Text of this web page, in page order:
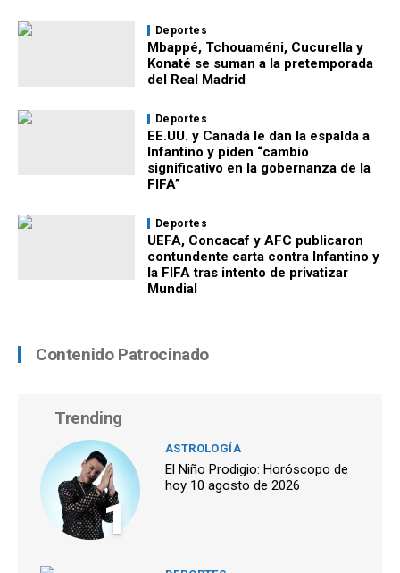
Deportes
Mbappé, Tchouaméni, Cucurella y
Konaté se suman a la pretemporada
del Real Madrid
Deportes
EE.UU. y Canadá le dan la espalda a
Infantino y piden “cambio
significativo en la gobernanza de la
FIFA”
Deportes
UEFA, Concacaf y AFC publicaron
contundente carta contra Infantino y
la FIFA tras intento de privatizar
Mundial
Contenido Patrocinado
Trending
1
ASTROLOGÍA
El Niño Prodigio: Horóscopo de
hoy 10 agosto de 2026